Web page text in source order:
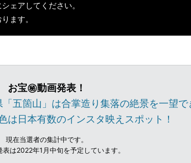
ェアしてください。
ます。
お宝㊙動画発表！
五箇山」は合掌造り集落の絶景を一望で
は日本有数のインスタ映えスポット！
現在当選者の集計中です。
表は2022年1月中旬を予定しています。